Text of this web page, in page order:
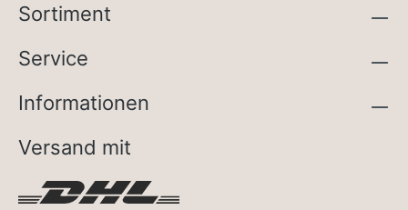
Sortiment
Service
Informationen
Versand mit